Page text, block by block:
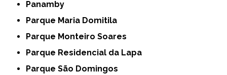
Panamby
Parque Maria Domitila
Parque Monteiro Soares
Parque Residencial da Lapa
Parque São Domingos